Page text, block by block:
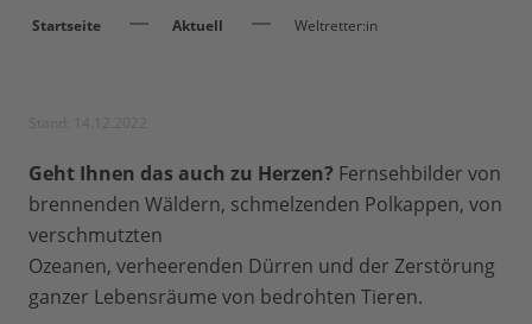
Startseite Aktuell Weltretter:in
Geht Ihnen das auch zu Herzen? Fernsehbilder von
brennenden Wäldern, schmelzenden Polkappen, von
verschmutzten
Ozeanen, verheerenden Dürren und der Zerstörung
ganzer Lebensräume von bedrohten Tieren.